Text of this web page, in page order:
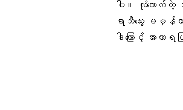
ပါ။
လုံလောက်တဲ့
ရာသီသွေး မမှန်
ဒါကြောင့် အာ